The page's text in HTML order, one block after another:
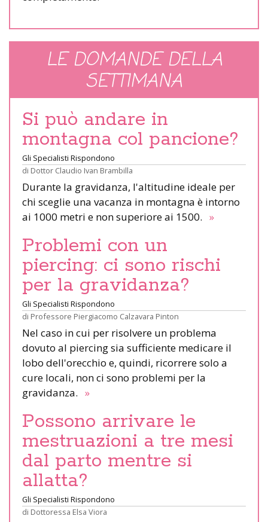
LE DOMANDE DELLA
SETTIMANA
Si può andare in
montagna col pancione?
Gli Specialisti Rispondono
di Dottor Claudio Ivan Brambilla
Durante la gravidanza, l'altitudine ideale per
chi sceglie una vacanza in montagna è intorno
ai 1000 metri e non superiore ai 1500. »
Problemi con un
piercing: ci sono rischi
per la gravidanza?
Gli Specialisti Rispondono
di Professore Piergiacomo Calzavara Pinton
Nel caso in cui per risolvere un problema
dovuto al piercing sia sufficiente medicare il
lobo dell'orecchio e, quindi, ricorrere solo a
cure locali, non ci sono problemi per la
gravidanza. »
Possono arrivare le
mestruazioni a tre mesi
dal parto mentre si
allatta?
Gli Specialisti Rispondono
di Dottoressa Elsa Viora